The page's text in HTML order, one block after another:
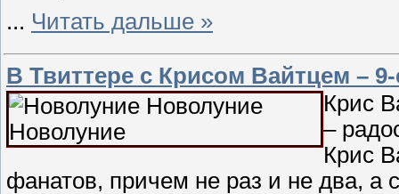
... Читать дальше »
В Твиттере с Крисом Вайтцем –
Крис
–
Крис
фанатов, причем не раз и не два, а